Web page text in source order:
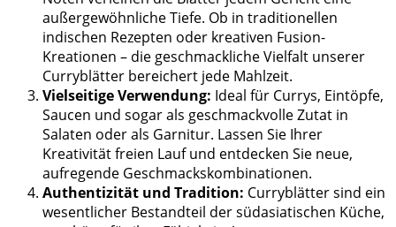
außergewöhnliche Tiefe. Ob in traditionellen
indischen Rezepten oder kreativen Fusion-
Kreationen – die geschmackliche Vielfalt unserer
Curryblätter bereichert jede Mahlzeit.
Vielseitige Verwendung: Ideal für Currys, Eintöpfe,
Saucen und sogar als geschmackvolle Zutat in
Salaten oder als Garnitur. Lassen Sie Ihrer
Kreativität freien Lauf und entdecken Sie neue,
aufregende Geschmackskombinationen.
Authentizität und Tradition: Curryblätter sind ein
wesentlicher Bestandteil der südasiatischen Küche,